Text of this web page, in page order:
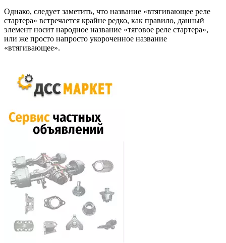
Однако, следует заметить, что название «втягивающее реле
стартера» встречается крайне редко, как правило, данный
элемент носит народное название «тяговое реле стартера»,
или же просто напросто укороченное название
«втягивающее».